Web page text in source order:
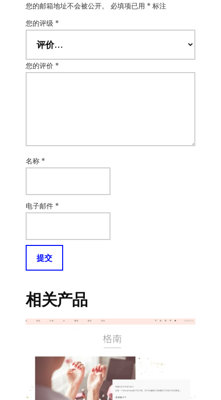
您的邮箱地址不会被公开。
必填项已用 * 标注
您的评级 *
您的评价 *
名称 *
电子邮件 *
相关产品